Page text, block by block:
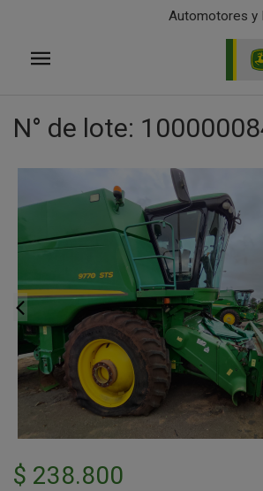
principal
Automotores y
N° de lote:
$ 238.800